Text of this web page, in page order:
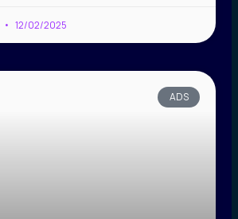
12/02/2025
ADS